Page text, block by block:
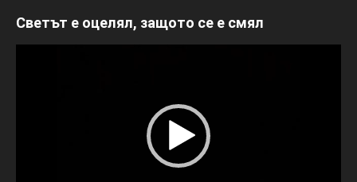
Светът е оцелял, защото се е смял